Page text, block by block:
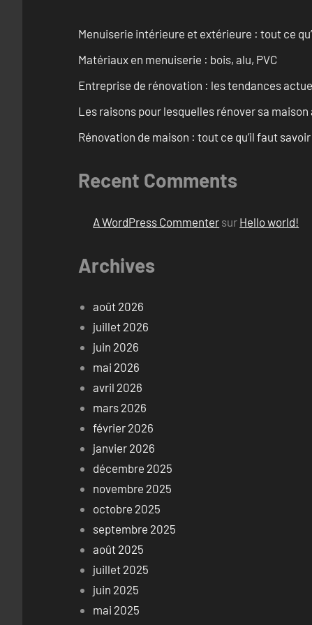
Menuiserie intérieure et extérieure : tout ce
Matériaux en menuiserie : bois, alu, PVC
Entreprise de rénovation : les tendances
Les raisons pour lesquelles rénover sa
Rénovation de maison : tout ce qu’il faut savoir
Recent Comments
A WordPress Commenter sur Hello world!
Archives
août 2026
juillet 2026
juin 2026
mai 2026
avril 2026
mars 2026
février 2026
janvier 2026
décembre 2025
novembre 2025
octobre 2025
septembre 2025
août 2025
juillet 2025
juin 2025
mai 2025